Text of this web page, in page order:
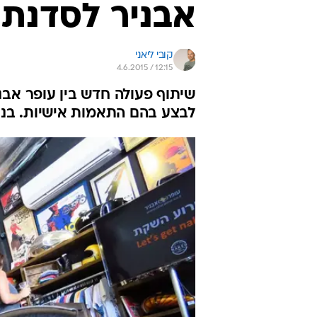
אבניר לסדנת BOT
קובי ליאני
4.6.2015 / 12:15
לבצע בהם התאמות אישיות.